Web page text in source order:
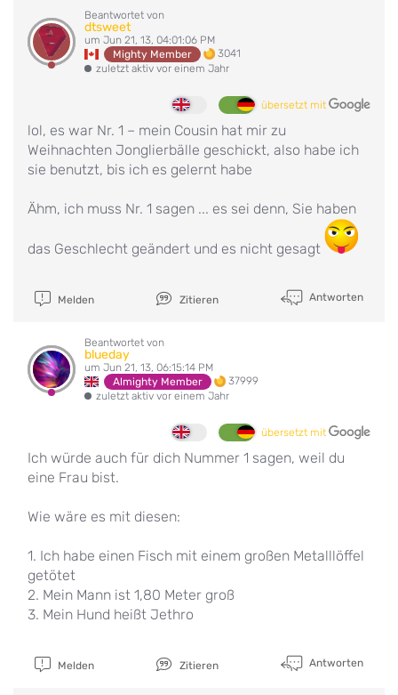
Beantwortet von
dtsweet
um Jun 21, 13, 04:01:06 PM
Mighty Member
3041
zuletzt aktiv vor einem Jahr
übersetzt mit
lol, es war Nr. 1 – mein Cousin hat mir zu
Weihnachten Jonglierbälle geschickt, also habe ich
sie benutzt, bis ich es gelernt habe
Ähm, ich muss Nr. 1 sagen ... es sei denn, Sie haben
das Geschlecht geändert und es nicht gesagt
Melden Zitieren Antworten
Beantwortet von
blueday
um Jun 21, 13, 06:15:14 PM
Almighty Member
37999
zuletzt aktiv vor einem Jahr
übersetzt mit
Ich würde auch für dich Nummer 1 sagen, weil du
eine Frau bist.
Wie wäre es mit diesen:
1. Ich habe einen Fisch mit einem großen Metalllöffel
getötet
2. Mein Mann ist 1,80 Meter groß
3. Mein Hund heißt Jethro
Melden Zitieren Antworten